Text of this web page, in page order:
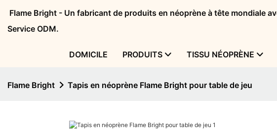
Flame Bright - Un fabricant de produits en néoprène à tête mondiale
Service ODM.
DOMICILE PRODUITS TISSU NÉOPRÈNE
Flame Bright Tapis en néoprène Flame Bright pour table de jeu